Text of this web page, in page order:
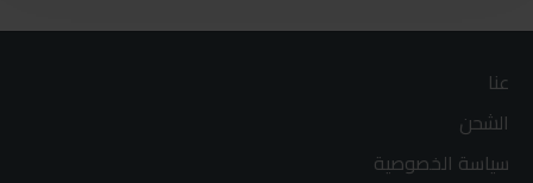
عنا
الشحن
سياسة الخصوصية